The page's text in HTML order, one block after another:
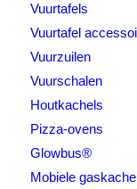
Vuurtafels
Vuurtafel
Vuurzuilen
Vuurschalen
Houtkachels
Pizza-ovens
Glowbus®
Mobiele gaskachel